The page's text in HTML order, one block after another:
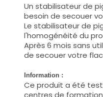
Un stabilisateur de
besoin de secouer
Le stabilisateur de
l'homogénéité du
Après 6 mois sans
de secouer votre
Information :
Ce produit a été
centres de